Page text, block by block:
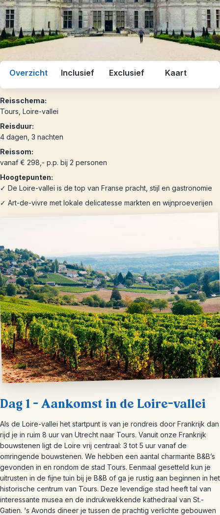
Overzicht Inclusief Exclusief Kaart
Reisschema:
Tours, Loire-vallei
Reisduur:
4 dagen, 3 nachten
Reissom:
vanaf € 298,- p.p. bij 2 personen
Hoogtepunten:
✓ De Loire-vallei is de top van Franse pracht, stijl en gastronomie
✓ Art-de-vivre met lokale delicatesse markten en wijnproeverijen
Dag 1 – Aankomst in de Loire-vallei
Als de Loire-vallei het startpunt is van je rondreis door Frankrijk dan
rijd je in ruim 8 uur van Utrecht naar Tours. Vanuit onze Frankrijk
bouwstenen ligt de Loire vrij centraal: 3 tot 5 uur vanaf de
omringende bouwstenen. We hebben een aantal charmante B&B’s
gevonden in en rondom de stad Tours. Eenmaal gesetteld kun je
uitrusten in de fijne tuin bij je B&B of ga je rustig aan beginnen in het
historische centrum van Tours. Deze levendige stad heeft tal van
interessante musea en de indrukwekkende kathedraal van St.-
Gatien. ‘s Avonds dineer je tussen de prachtig verlichte gebouwen